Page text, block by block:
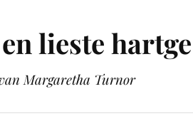
lieste hartge
Margaretha Turnor